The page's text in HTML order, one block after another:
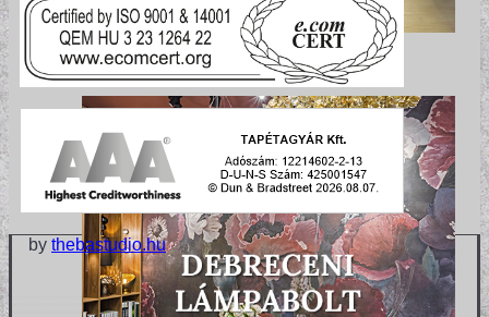
by thebastudio.hu